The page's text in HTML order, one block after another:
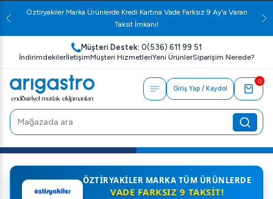
Öztiryakiler Marka Ürünlerde Kredi Kartına Vade Farksız 9 Ay'a Varan
Taksit İmkanı!
Müşteri Destek: 0(536) 611 99 51
İndirimdekilerİletişimMüşteri HizmetleriYeni ÜrünlerSiparişim Nerede?
Giriş Yap / Kaydol
0
ÖZTIRYAKILER MARKA TÜM ÜRÜNLERDE
VADE FARKSIZ 9 TAKSIT!